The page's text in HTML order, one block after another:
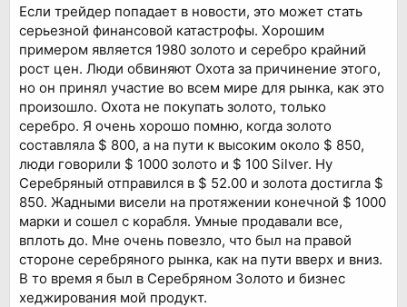
Если трейдер попадает в новости, это может стать
серьезной финансовой катастрофы. Хорошим
примером является 1980 золото и серебро крайний
рост цен. Люди обвиняют Охота за причинение этого,
но он принял участие во всем мире для рынка, как это
произошло. Охота не покупать золото, только
серебро. Я очень хорошо помню, когда золото
составляла $ 800, а на пути к высоким около $ 850,
люди говорили $ 1000 золото и $ 100 Silver. Ну
Серебряный отправился в $ 52.00 и золота достигла $
850. Жадными висели на протяжении конечной $ 1000
марки и сошел с корабля. Умные продавали все,
вплоть до. Мне очень повезло, что был на правой
стороне серебряного рынка, как на пути вверх и вниз.
В то время я был в Серебряном Золото и бизнес
хеджирования мой продукт.